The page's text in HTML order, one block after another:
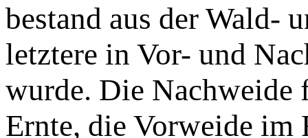
bestand aus der Wald-
letztere in Vor- und
wurde. Die Nachweide
Ernte, die Vorweide im